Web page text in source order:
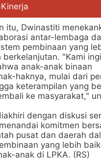
itu, Dwinastiti
antar-lembaga
pembinaan yang
berkelanjutan. "Kami
anak-anak binaan
haknya, mulai dari
keterampilan yang
ke masyarakat,"
dengan diskusi
komitmen
pusat dan daerah
yang lebih
anak di LPKA. (RS)